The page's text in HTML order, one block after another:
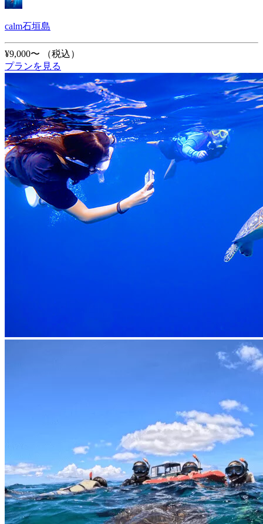
calm石垣島
¥9,000〜
（税込）
プランを見る